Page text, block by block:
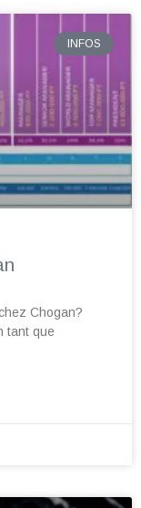
INFOS
Chogan?
tant que